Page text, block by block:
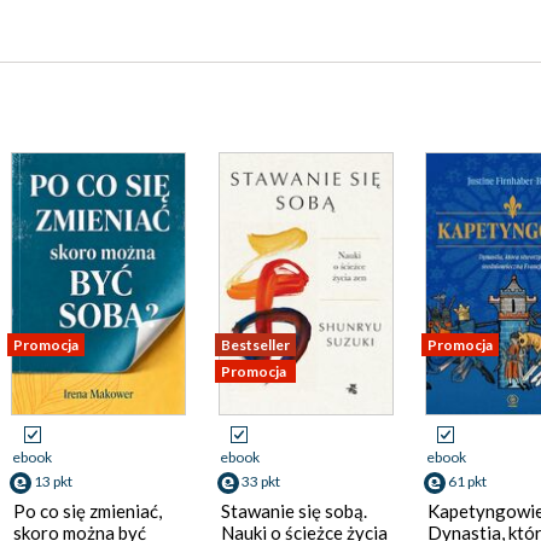
Promocja
ebook
13 pkt
Po co się zmieniać,
skoro można być
Bestseller
Promocja
ebook
33 pkt
Stawanie się sobą.
Nauki o ścieżce życia
Promocja
ebook
61 pkt
Dynastia,